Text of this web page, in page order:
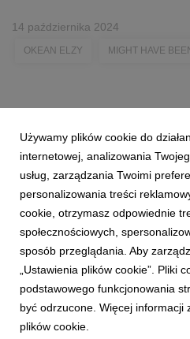
14 października 2024
OKEAN ELZY MIGHT HAVE
Używamy plików cookie do
internetowej, analizowania
usług, zarządzania Twoimi
personalizowania treści
cookie, otrzymasz odpowiednie
społecznościowych,
sposób przeglądania. Aby
„Ustawienia plików cookie”. Pliki
podstawowego funkcjonowania
być odrzucone. Więcej informacji
plików cookie.